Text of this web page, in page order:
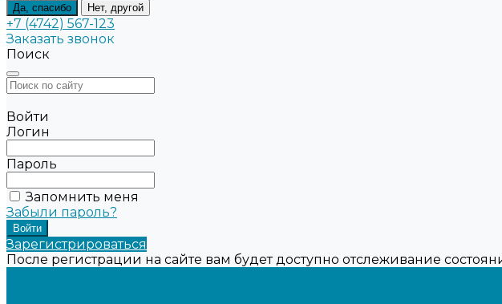
Да, спасибо Нет, другой
+7 (4742) 567-123
Заказать звонок
Поиск
Войти
Логин
Пароль
Запомнить меня
Забыли пароль?
Зарегистрироваться
После регистрации на сайте вам будет доступно отслеживание